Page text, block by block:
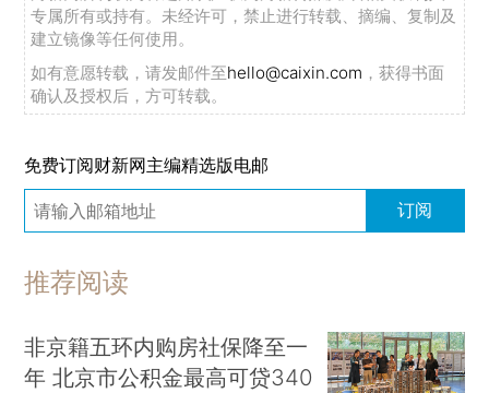
专属所有或持有。未经许可，禁止进行转载、摘编、复制及
建立镜像等任何使用。
如有意愿转载，请发邮件至hello@caixin.com ，获得书面
确认及授权后，方可转载。
免费订阅财新网主编精选版电邮
订阅
推荐阅读
非京籍五环内购房社保降至一
年 北京市公积金最高可贷340